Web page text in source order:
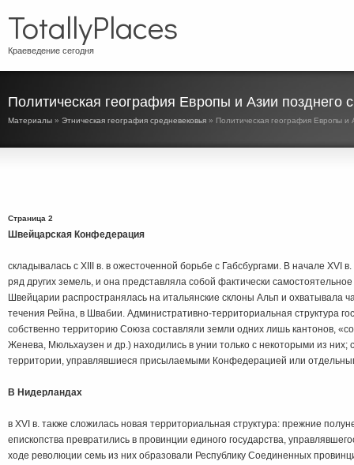
TotallyPlaces
Краеведение сегодня
Политическая география Европы и Азии позднего
Материалы » Этническая география средневековья » Политическая география Европы и
Страница 2
Швейцарская Конфедерация
складывалась с XIII в. в ожесточенной борьбе с Габсбургами. В начале XVI
ряд других земель, и она представляла собой фактически
Швейцарии распространялась на итальянские склоны Альп и охватывала
течения Рейна, в Швабии. Административно-территориальная структура
собственно территорию Союза составляли земли одних лишь кантонов,
Женева, Мюльхаузен и др.) находились в унии только с некоторыми из них;
территории, управлявшиеся присылаемыми Конфедерацией или
В Нидерландах
в XVI в. также сложилась новая территориальная структура: прежние
епископства превратились в провинции единого государства,
ходе революции семь из них образовали Республику Соединенных